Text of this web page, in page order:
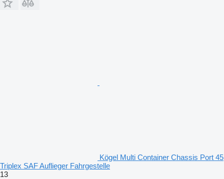
Kögel Multi Container Chassis Port 45
Triplex SAF Auflieger Fahrgestelle
13